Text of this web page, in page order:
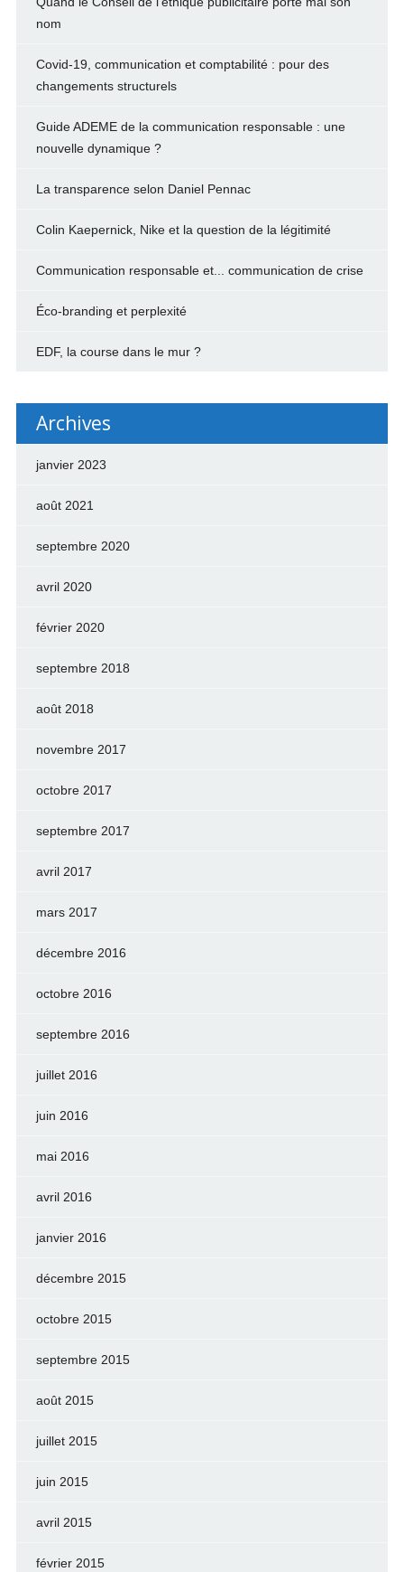
nom
Covid-19, communication et comptabilité : pour des
changements structurels
Guide ADEME de la communication responsable : une
nouvelle dynamique ?
La transparence selon Daniel Pennac
Colin Kaepernick, Nike et la question de la légitimité
Communication responsable et... communication de crise
Éco-branding et perplexité
EDF, la course dans le mur ?
Archives
janvier 2023
août 2021
septembre 2020
avril 2020
février 2020
septembre 2018
août 2018
novembre 2017
octobre 2017
septembre 2017
avril 2017
mars 2017
décembre 2016
octobre 2016
septembre 2016
juillet 2016
juin 2016
mai 2016
avril 2016
janvier 2016
décembre 2015
octobre 2015
septembre 2015
août 2015
juillet 2015
juin 2015
avril 2015
février 2015